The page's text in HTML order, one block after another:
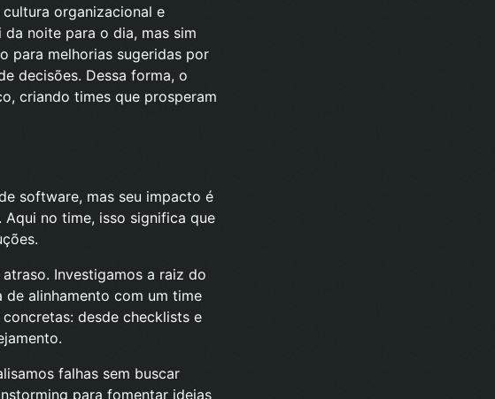
organizacional e
noite para o dia, mas sim
para melhorias sugeridas por
decisões. Dessa forma, o
criando times que prosperam
software, mas seu impacto é
no time, isso significa que
Investigamos a raiz do
de alinhamento com um time
desde checklists e
falhas sem buscar
para fomentar ideias